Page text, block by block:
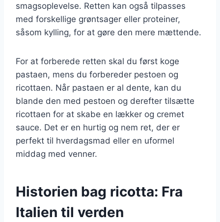
smagsoplevelse. Retten kan også tilpasses
med forskellige grøntsager eller proteiner,
såsom kylling, for at gøre den mere mættende.
For at forberede retten skal du først koge
pastaen, mens du forbereder pestoen og
ricottaen. Når pastaen er al dente, kan du
blande den med pestoen og derefter tilsætte
ricottaen for at skabe en lækker og cremet
sauce. Det er en hurtig og nem ret, der er
perfekt til hverdagsmad eller en uformel
middag med venner.
Historien bag ricotta: Fra
Italien til verden